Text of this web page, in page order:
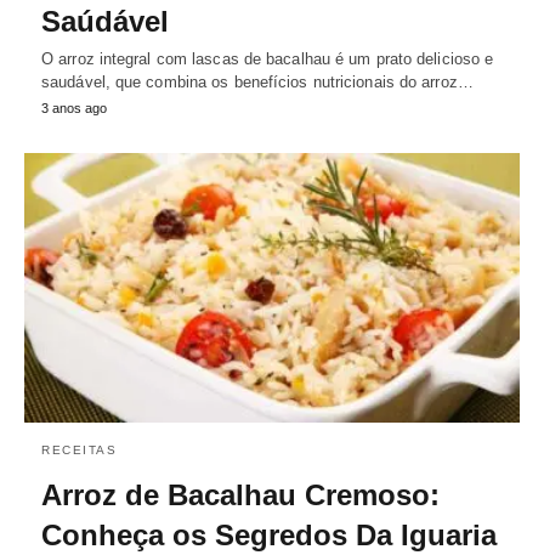
Saúdável
O arroz integral com lascas de bacalhau é um prato delicioso e
saudável, que combina os benefícios nutricionais do arroz…
3 anos ago
RECEITAS
Arroz de Bacalhau Cremoso:
Conheça os Segredos Da Iguaria